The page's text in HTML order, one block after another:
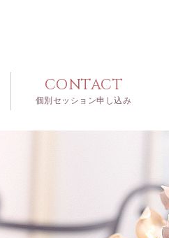
CONTACT
個別セッション申し込み